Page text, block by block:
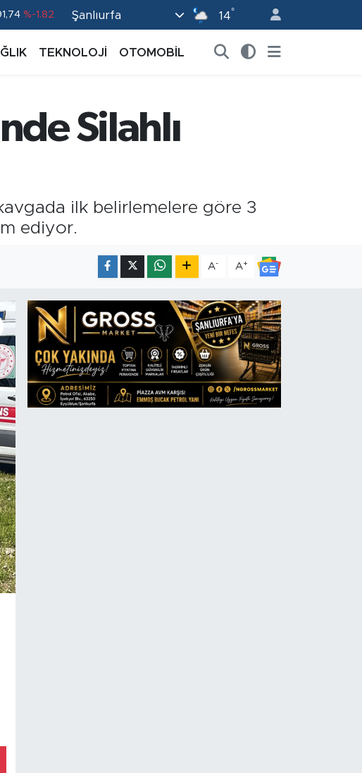
%-1.82
%0.19
%0
Şanlıurfa 14°
TEKNOLOJİ OTOMOBİL
Silahlı
ilk belirlemelere göre 3
ediyor.
A- A+